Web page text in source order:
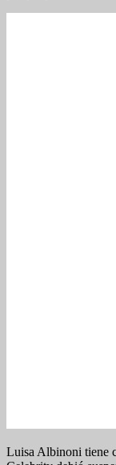
Luisa Albinoni tiene